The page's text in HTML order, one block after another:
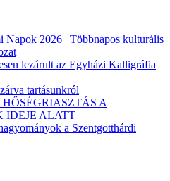
Napok 2026 | Többnapos kulturális
lezárult az Egyházi Kalligráfia
tartásunkról
A
IDEJE ALATT
a Szentgotthárdi